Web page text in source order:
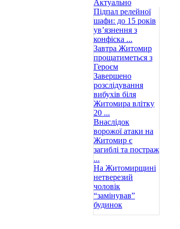
Актуально
Підпал релейної
шафи: до 15 років
ув’язнення з
конфіска ...
Завтра Житомир
прощатиметься з
Героєм
Завершено
розслідування
вибухів біля
Житомира влітку
20 ...
Внаслідок
ворожої атаки на
Житомир є
загиблі та постраж
...
На Житомирщині
нетверезий
чоловік
“замінував”
будинок